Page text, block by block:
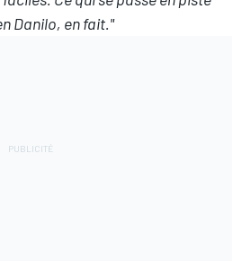
Danilo, en fait."